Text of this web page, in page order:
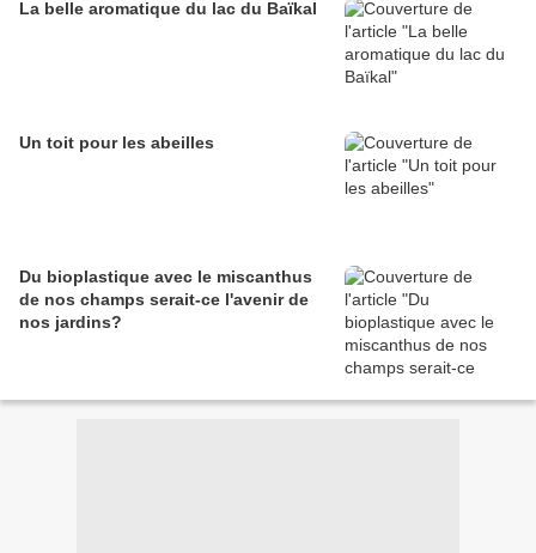
La belle aromatique du lac du Baïkal
Un toit pour les abeilles
Du bioplastique avec le miscanthus
de nos champs serait-ce l'avenir de
nos jardins?